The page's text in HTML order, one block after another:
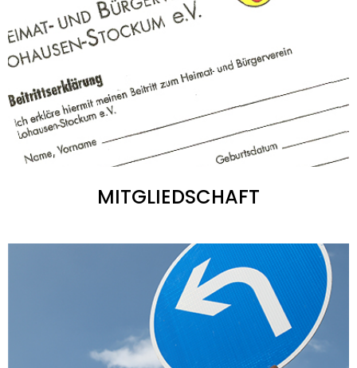
MITGLIEDSCHAFT